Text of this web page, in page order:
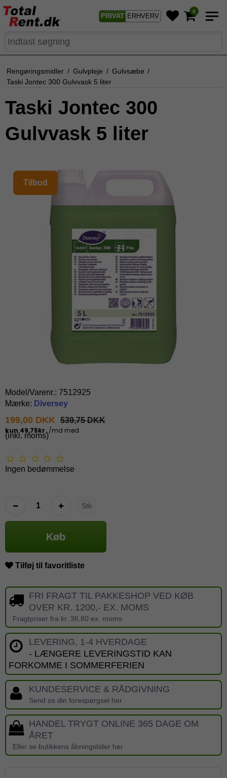
PRIVAT ERHVERV
0
Rengøringsmidler / Gulvpleje / Gulvsæbe /
Taski Jontec 300 Gulvvask 5 liter
Taski Jontec 300
Gulvvask 5 liter
Tilbud
Model/Varenr.: 7512925
Mærke: Diversey
199,00 DKK 539,75 DKK
(inkl. moms)
Ingen bedømmelse
Stk.
Køb
Tilføj til favoritliste
FRI FRAGT TIL PAKKESHOP VED KØB
OVER KR. 1200,- EX. MOMS
Fragtpriser fra kr. 36,80 ex. moms
LEVERING, 1-4 HVERDAGE
- LÆNGERE LEVERINGSTID KAN
FORKOMME I SOMMERFERIEN
KUNDESERVICE & RÅDGIVNING
Send os din forespørgsel her
HANDEL TRYGT ONLINE 365 DAGE OM
ÅRET
Eller se butikkens åbningstider her